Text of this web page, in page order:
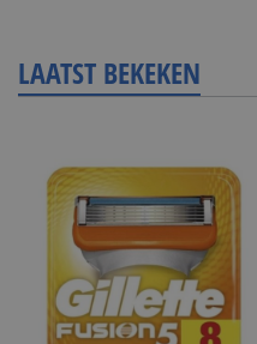
LAATST BEKEKEN